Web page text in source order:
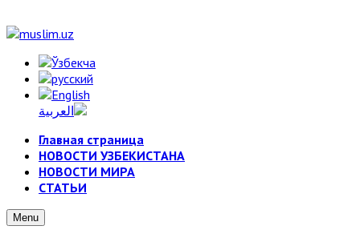
Главная страница
НОВОСТИ УЗБЕКИСТАНА
НОВОСТИ МИРА
СТАТЬИ
Menu